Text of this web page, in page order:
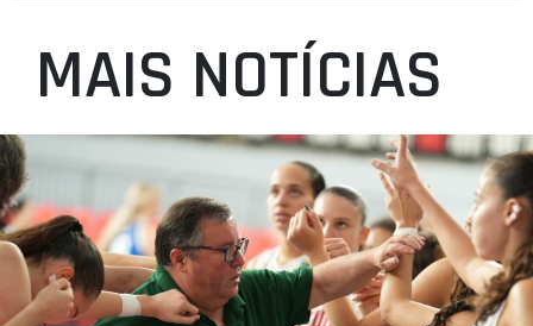
MAIS NOTÍCIAS